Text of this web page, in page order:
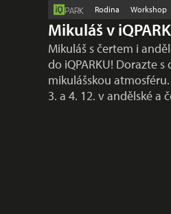
PARK Rodina Workshop
Mikuláš v
Mikuláš s čertem i
do iQPARKU! Dorazte
mikulášskou
3. a 4. 12. v andělské a